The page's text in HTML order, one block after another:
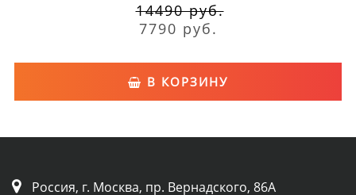
14490 руб.
7790 руб.
В КОРЗИНУ
Россия, г. Москва, пр. Вернадского, 86А